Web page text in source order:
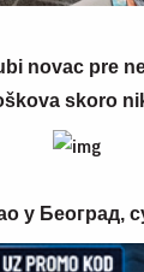
novac pre
skoro
у Београд,